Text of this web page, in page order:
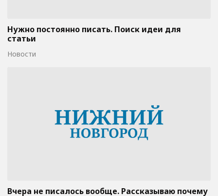
Нужно постоянно писать. Поиск идеи для
статьи
Новости
Вчера не писалось вообще. Рассказываю почему